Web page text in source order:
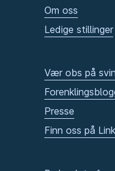
Om oss
Ledige stillinger
Vær obs på
Presse
Finn oss på